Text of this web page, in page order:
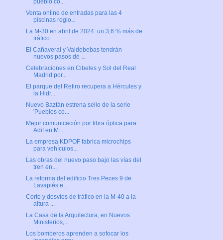
pueblo co...
Venta online de entradas para las 4
piscinas regio...
La M-30 en abril de 2024: un 3,6 % más de
tráfico ...
El Cañaveral y Valdebebas tendrán
nuevos pasos de ...
Celebraciones en Cibeles y Sol del Real
Madrid por...
El parque del Retiro recupera a Hércules y
la Hidr...
Nuevo Baztán estrena sello de la serie
'Pueblos co...
Mejor comunicación por fibra óptica para
Adif en M...
La empresa KDPOF fabrica microchips
para vehículos...
Las obras del nuevo paso bajo las vías del
tren en...
La reforma del edificio Tres Peces 9 de
Lavapiés e...
Corte y desvíos de tráfico en la M-40 a la
altura ...
La Casa de la Arquitectura, en Nuevos
Ministerios,...
Los bomberos aprenden a sofocar los